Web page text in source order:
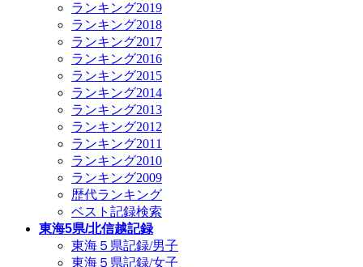
ランキング2019
ランキング2018
ランキング2017
ランキング2016
ランキング2015
ランキング2014
ランキング2013
ランキング2012
ランキング2011
ランキング2010
ランキング2009
歴代ランキング
ベスト記録検索
東海5県/北信越記録
東海５県記録/男子
東海５県記録/女子